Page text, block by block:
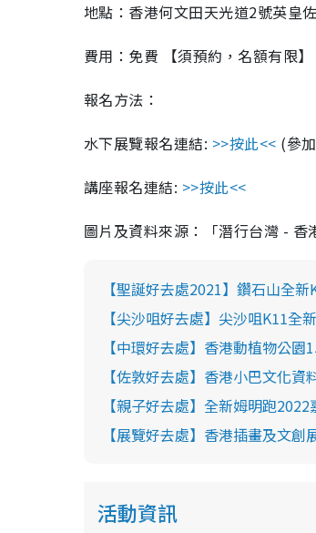
地點：香港何文田天光道2號英皇
費用：免費 【須預約，名額有限】
報名方法：
水下展覽報名連結: >>按此<< (參
講座報名連結: >>按此<<
圖片及資料來源：「潛行台灣 - 香
【聖誕好去處2021】鑽石山全
【尖沙咀好去處】尖沙咀K11
【中環好去處】香港動植物公
【佐敦好去處】香港小巴文化
【親子好去處】全新姆明跑
【展覽好去處】香港插畫及文
活動資訊